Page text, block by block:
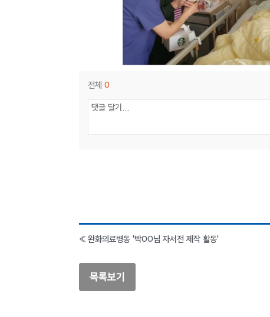
전체0
« 완화의료병동 '박OO님 자서전 제작 활동'
목록보기